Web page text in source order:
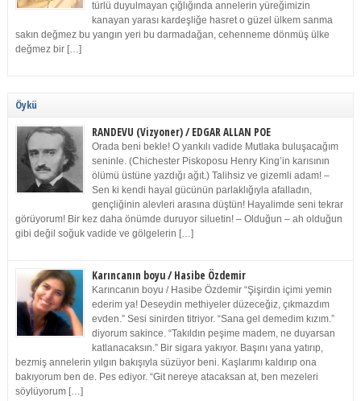
türlü duyulmayan çığlığında annelerin yüreğimizin
kanayan yarası kardeşliğe hasret o güzel ülkem sanma
sakın değmez bu yangın yeri bu darmadağan, cehenneme dönmüş ülke
değmez bir […]
Öykü
RANDEVU (Vizyoner) / EDGAR ALLAN POE
Orada beni bekle! O yankılı vadide Mutlaka buluşacağım
seninle. (Chichester Piskoposu Henry King’in karısının
ölümü üstüne yazdığı ağıt.) Talihsiz ve gizemli adam! –
Sen ki kendi hayal gücünün parlaklığıyla afalladın,
gençliğinin alevleri arasına düştün! Hayalimde seni tekrar
görüyorum! Bir kez daha önümde duruyor siluetin! – Olduğun – ah olduğun
gibi değil soğuk vadide ve gölgelerin […]
Karıncanın boyu / Hasibe Özdemir
Karıncanın boyu / Hasibe Özdemir “Şişirdin içimi yemin
ederim ya! Deseydin methiyeler düzeceğiz, çıkmazdım
evden.” Sesi sinirden titriyor. “Sana gel demedim kızım.”
diyorum sakince. “Takıldın peşime madem, ne duyarsan
katlanacaksın.” Bir sigara yakıyor. Başını yana yatırıp,
bezmiş annelerin yılgın bakışıyla süzüyor beni. Kaşlarımı kaldırıp ona
bakıyorum ben de. Pes ediyor. “Git nereye atacaksan at, ben mezeleri
söylüyorum […]